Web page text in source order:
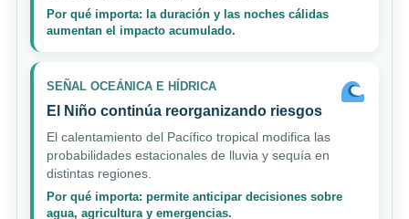
Por qué importa: la duración y las noches cálidas
aumentan el impacto acumulado.
SEÑAL OCEÁNICA E HÍDRICA
El Niño continúa reorganizando riesgos
El calentamiento del Pacífico tropical modifica las
probabilidades estacionales de lluvia y sequía en
distintas regiones.
Por qué importa: permite anticipar decisiones sobre
agua, agricultura y emergencias.